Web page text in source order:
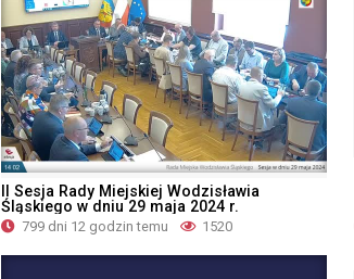
II Sesja Rady Miejskiej Wodzisławia
Śląskiego w dniu 29 maja 2024 r.
799 dni 12 godzin temu 1520